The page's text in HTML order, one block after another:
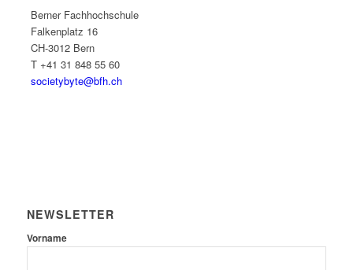
Berner Fachhochschule
Falkenplatz 16
CH-3012 Bern
T +41 31 848 55 60
societybyte@bfh.ch
NEWSLETTER
Vorname